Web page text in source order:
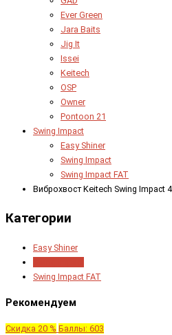
Ever Green
Jara Baits
Jig It
Issei
Keitech
OSP
Owner
Pontoon 21
Swing Impact
Easy Shiner
Swing Impact
Swing Impact FAT
Виброхвост Keitech Swing Impact
Категории
Easy Shiner
Swing Impact FAT
Рекомендуем
Скидка 20 % Баллы: 603